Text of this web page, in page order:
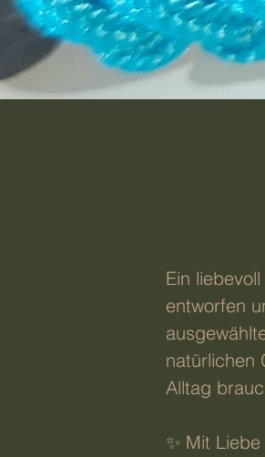
Ein
entworfen
natürlichen
Alltag
✨ Mit